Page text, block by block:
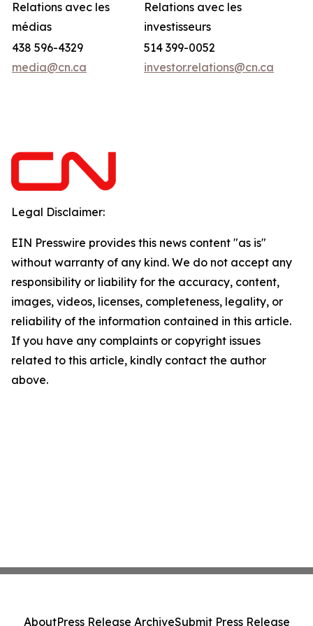
Relations avec les
médias
Relations avec les
investisseurs
438 596-4329
media@cn.ca
514 399-0052
investor.relations@cn.ca
Legal Disclaimer:
EIN Presswire provides this news content "as is"
without warranty of any kind. We do not accept any
responsibility or liability for the accuracy, content,
images, videos, licenses, completeness, legality, or
reliability of the information contained in this article.
If you have any complaints or copyright issues
related to this article, kindly contact the author
above.
AboutPress Release ArchiveSubmit Press Release